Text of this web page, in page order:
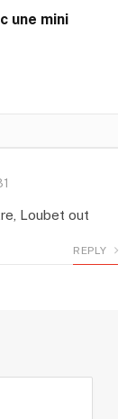
une mini
Loubet out
REPLY